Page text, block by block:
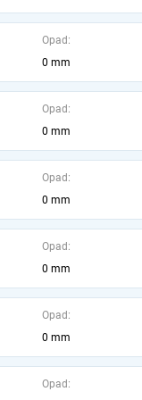
Opad:
0 mm
Opad:
0 mm
Opad:
0 mm
Opad:
0 mm
Opad:
0 mm
Opad: